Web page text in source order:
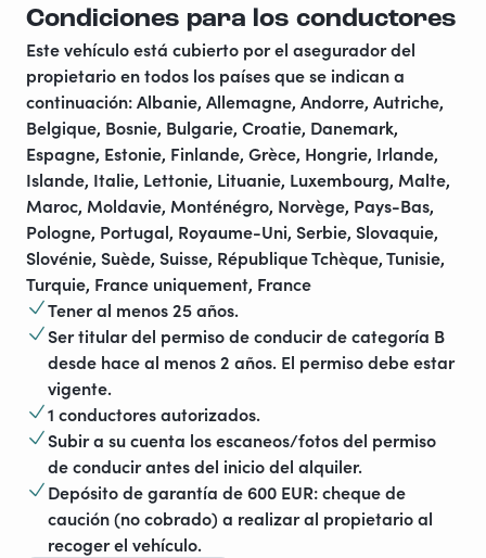
Condiciones para los conductores
Este vehículo está cubierto por el asegurador del
propietario en todos los países que se indican a
continuación: Albanie, Allemagne, Andorre, Autriche,
Belgique, Bosnie, Bulgarie, Croatie, Danemark,
Espagne, Estonie, Finlande, Grèce, Hongrie, Irlande,
Islande, Italie, Lettonie, Lituanie, Luxembourg, Malte,
Maroc, Moldavie, Monténégro, Norvège, Pays-Bas,
Pologne, Portugal, Royaume-Uni, Serbie, Slovaquie,
Slovénie, Suède, Suisse, République Tchèque, Tunisie,
Turquie, France uniquement, France
Tener al menos 25 años.
Ser titular del permiso de conducir de categoría B
desde hace al menos 2 años. El permiso debe estar
vigente.
1 conductores autorizados.
Subir a su cuenta los escaneos/fotos del permiso
de conducir antes del inicio del alquiler.
Depósito de garantía de 600 EUR: cheque de
caución (no cobrado) a realizar al propietario al
recoger el vehículo.